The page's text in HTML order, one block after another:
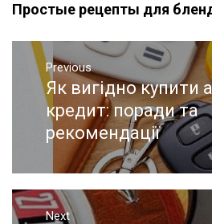
Простые рецепты для
Навигация
записям
Previous
Previous
post:
Як вигідно купити
кредит: поради та
рекомендації
Next